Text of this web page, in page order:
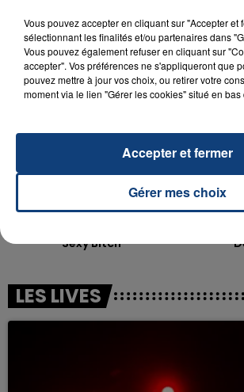
TITRES DIFFUSÉS
7h21
7h21
Sexy Bitch
7h17
7h17
LES LIVES
Vous pouvez accepter en cliquant sur "Accepter et
sélectionnant les finalités et/ou partenaires dans
Vous pouvez également refuser en cliquant sur
accepter". Vos préférences ne s'appliqueront que
pouvez mettre à jour vos choix, ou retirer votre
moment via le lien "Gérer les cookies" situé en
Gérer mes choix
Accepter et fermer